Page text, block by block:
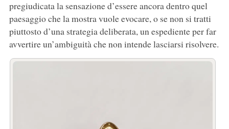
pregiudicata la sensazione d’essere ancora dentro quel
paesaggio che la mostra vuole evocare, o se non si tratti
piuttosto d’una strategia deliberata, un espediente per far
avvertire un’ambiguità che non intende lasciarsi risolvere.